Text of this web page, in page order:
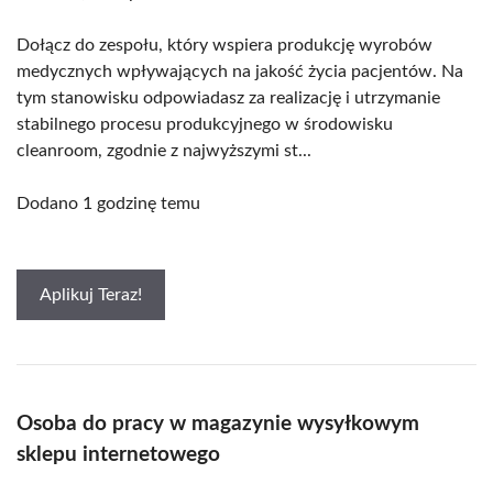
Dołącz do zespołu, który wspiera produkcję wyrobów
medycznych wpływających na jakość życia pacjentów. Na
tym stanowisku odpowiadasz za realizację i utrzymanie
stabilnego procesu produkcyjnego w środowisku
cleanroom, zgodnie z najwyższymi st...
Dodano 1 godzinę temu
Aplikuj Teraz!
Osoba do pracy w magazynie wysyłkowym
sklepu internetowego